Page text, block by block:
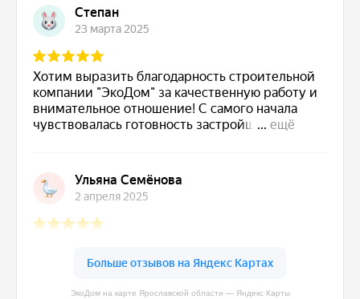
ЭкоДом на карте Ярославской области — Яндекс Карты